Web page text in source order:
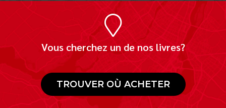
Vous cherchez un de nos livres?
TROUVER OÙ ACHETER